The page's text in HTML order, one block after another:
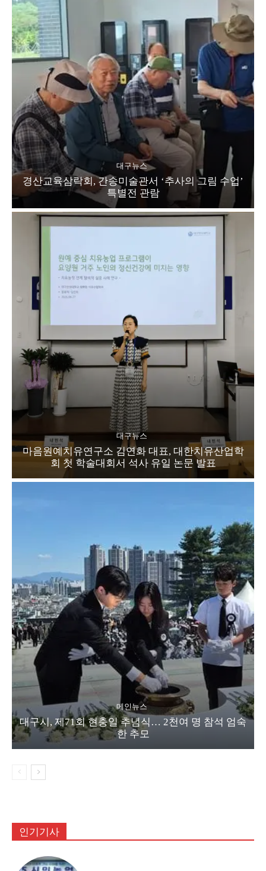
대구뉴스
경산교육삼락회, 간송미술관서 ‘추사의 그림 수업’
특별전 관람
대구뉴스
마음원예치유연구소 김연화 대표, 대한치유산업학
회 첫 학술대회서 석사 유일 논문 발표
메인뉴스
대구시, 제71회 현충일 추념식… 2천여 명 참석 엄숙
한 추모
인기기사